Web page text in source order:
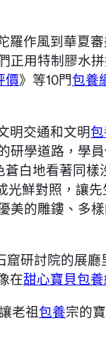
羅作風到華夏
正用特制膠水
價》等10門包養
明交通和文明
研學道路，學
白地看著同樣
光鮮對照，讓
的雕鏤、多
窟研討院的展廳
在甜心寶貝包
老祖包養宗的